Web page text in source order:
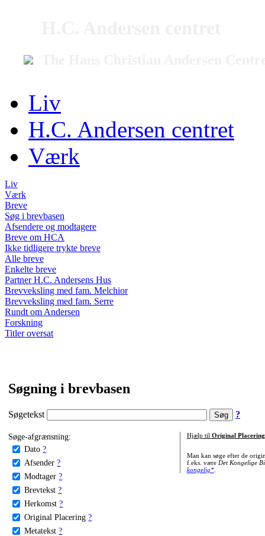
Liv
H.C. Andersen centret
Værk
Liv
Værk
Breve
Søg i brevbasen
Afsendere og modtagere
Breve om HCA
Ikke tidligere trykte breve
Alle breve
Enkelte breve
Partner H.C. Andersens Hus
Brevveksling med fam. Melchior
Brevveksling med fam. Serre
Rundt om Andersen
Forskning
Titler oversat
Søgning i brevbasen
Søgetekst ?
Søge-afgrænsning:
Dato ?
Afsender ?
Modtager ?
Brevtekst ?
Herkomst ?
Original Placering ?
Metatekst ?
Hjælp til Original Placering
Man kan søge efter de
f.eks. være Det Kongelige
kongelig*.